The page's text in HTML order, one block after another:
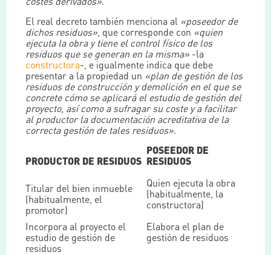
El real decreto también menciona al «poseedor de
dichos residuos», que corresponde con «quien
ejecuta la obra y tiene el control físico de los
residuos que se generan en la misma» -la
constructora-, e igualmente indica que debe
presentar a la propiedad un «plan de gestión de los
residuos de construcción y demolición en el que se
concrete cómo se aplicará el estudio de gestión del
proyecto, así como a sufragar su coste y a facilitar
al productor la documentación acreditativa de la
correcta gestión de tales residuos».
PRODUCTOR DE RESIDUOS
POSEEDOR DE
RESIDUOS
Titular del bien inmueble
(habitualmente, el
promotor)
Quien ejecuta la obra
(habitualmente, la
constructora)
Incorpora al proyecto el
estudio de gestión de
residuos
Elabora el plan de
gestión de residuos